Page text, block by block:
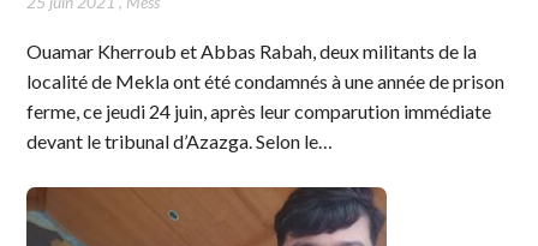
Ouamar Kherroub et Abbas Rabah, deux militants de la
localité de Mekla ont été condamnés à une année de prison
ferme, ce jeudi 24 juin, après leur comparution immédiate
devant le tribunal d’Azazga. Selon le…